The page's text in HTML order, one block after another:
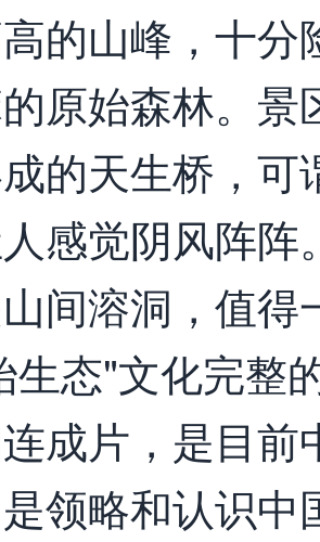
的山峰，十
原始森林。
的天生桥，
感觉阴风阵
间溶洞，值
生态"文化完整
成片，是目
领略和认识